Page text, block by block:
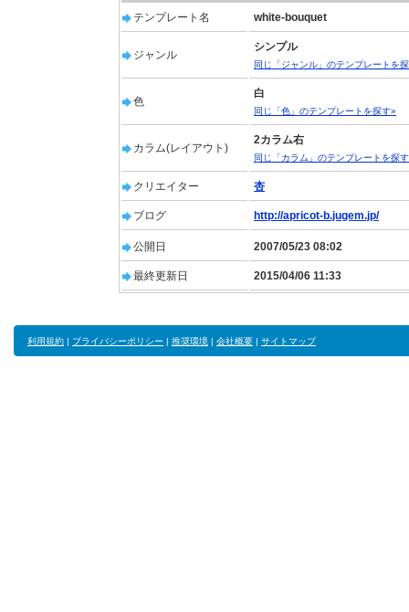
テンプレート名 white-bouquet
ジャンル
シンプル
同じ「ジャンル」のテンプレートを
色
白
同じ「色」のテンプレートを探す»
カラム(レイアウト)
2カラム右
同じ「カラム」のテンプレートを探
クリエイター 杏
ブログ http://apricot-b.jugem.jp/
公開日 2007/05/23 08:02
最終更新日 2015/04/06 11:33
利用規約 | プライバシーポリシー | 推奨環境 | 会社概要 | サイトマップ